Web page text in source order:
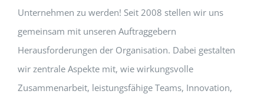
Unternehmen zu werden! Seit 2008 stellen wir uns
gemeinsam mit unseren Auftraggebern
Herausforderungen der Organisation. Dabei gestalten
wir zentrale Aspekte mit, wie wirkungsvolle
Zusammenarbeit, leistungsfähige Teams, Innovation,